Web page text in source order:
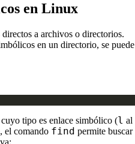
en Linux
a archivos o directorios.
en un directorio, se puede
tipo es enlace simbólico (l al
el comando find permite buscar